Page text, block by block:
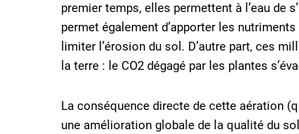
premier temps, elles permettent à l’eau de
permet également d’apporter les
limiter l’érosion du sol. D’autre part, ces
la terre : le CO2 dégagé par les plantes
La conséquence directe de cette aération
une amélioration globale de la qualité du